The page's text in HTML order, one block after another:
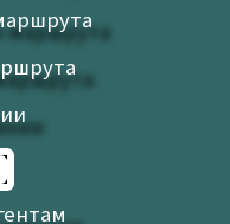
использования и
Политика